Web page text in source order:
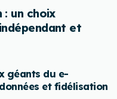
: un choix
et
géants du e-
et fidélisation